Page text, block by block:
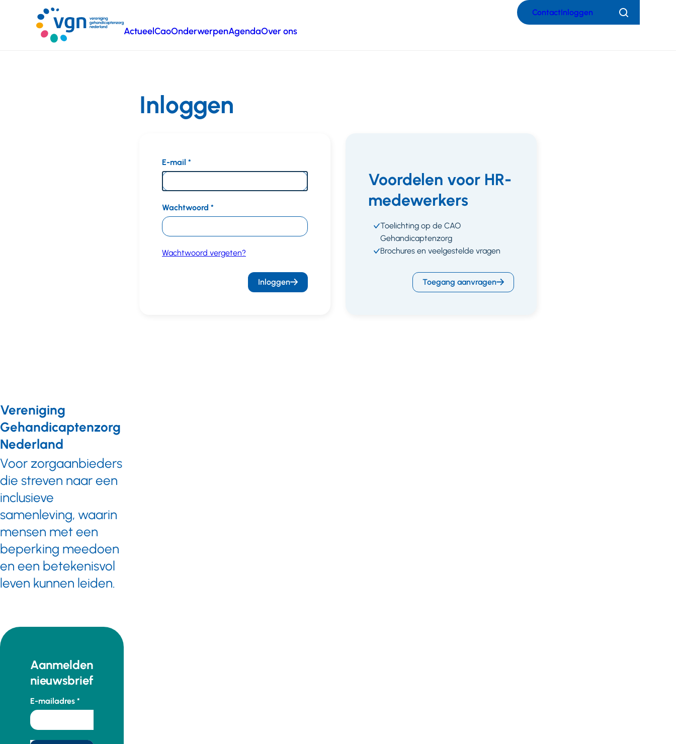
hoofdinhoud
ActueelCaoOnderwerpenAgendaOver ons
ContactInloggen Zoeken
Inloggen
E-mail
Wachtwoord
Wachtwoord vergeten?
Inloggen
Voordelen voor HR-
medewerkers
Toelichting op de CAO
Gehandicaptenzorg
Brochures en veelgestelde vragen
Toegang aanvragen
Vereniging
Gehandicaptenzorg
Nederland
Voor zorgaanbieders
die streven naar een
inclusieve
samenleving, waarin
mensen met een
beperking meedoen
en een betekenisvol
leven kunnen leiden.
Aanmelden
nieuwsbrief
E-mailadres